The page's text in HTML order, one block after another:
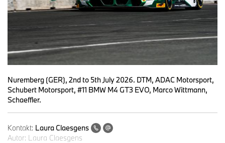
Nuremberg (GER), 2nd to 5th July 2026. DTM, ADAC Motorsport,
Schubert Motorsport, #11 BMW M4 GT3 EVO, Marco Wittmann,
Schaeffler.
Kontakt: Laura Claesgens
Autor: Laura Claesgens